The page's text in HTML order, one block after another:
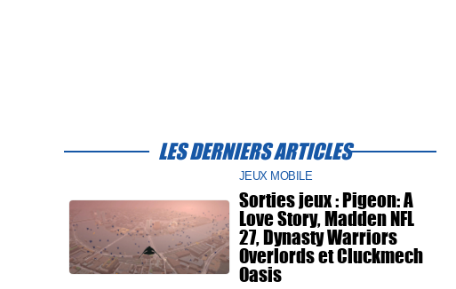
LES DERNIERS ARTICLES
JEUX MOBILE
Sorties jeux : Pigeon: A
Love Story, Madden NFL
27, Dynasty Warriors
Overlords et Cluckmech
Oasis